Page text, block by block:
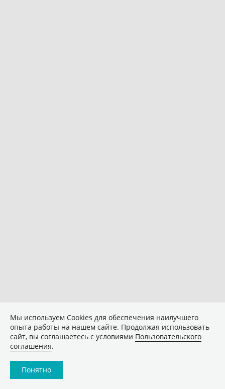
Мы используем Сookies для обеспечения наилучшего
опыта работы на нашем сайте. Продолжая использовать
сайт, вы соглашаетесь с условиями Пользовательского
соглашения.
Понятно